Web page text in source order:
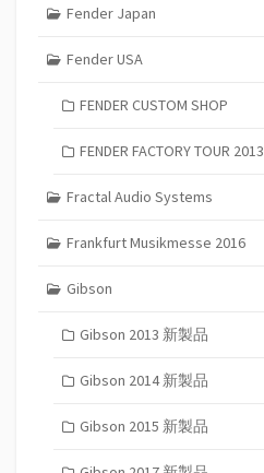
Fender Japan
Fender USA
FENDER CUSTOM SHOP
FENDER FACTORY TOUR 2013
Fractal Audio Systems
Frankfurt Musikmesse 2016
Gibson
Gibson 2013 新製品
Gibson 2014 新製品
Gibson 2015 新製品